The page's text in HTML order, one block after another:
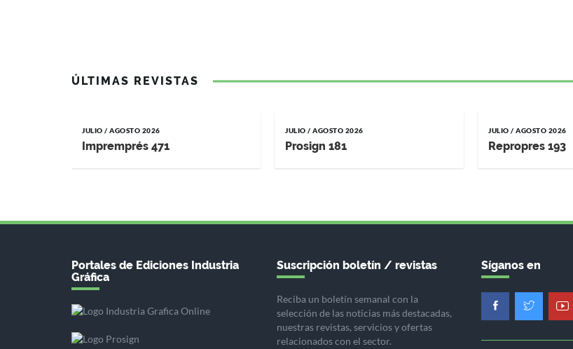
ÚLTIMAS REVISTAS
JULIO / AGOSTO 2026
Impremprés 471
JULIO / AGOSTO 2026
Prosign 181
JULIO / AGOSTO 2026
Repropres 193
Portales de Ediciones Industria
Gráfica
Suscripción boletín / revistas
Reciba un boletín semanal con la
selección de las noticias más destacadas,
nuestras revistas, servicios y ofertas
relacionados con el sector.
Síganos en